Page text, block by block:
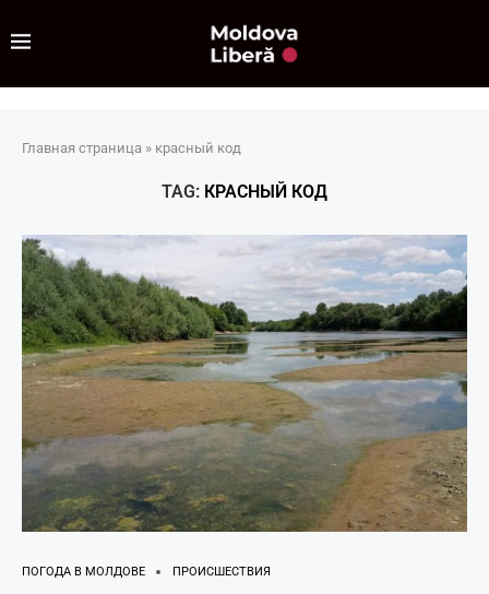
Главная страница » красный код
TAG: КРАСНЫЙ КОД
ПОГОДА В МОЛДОВЕ ПРОИСШЕСТВИЯ